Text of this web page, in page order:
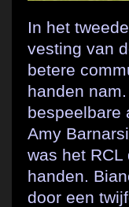
In het
vesting van
betere
handen
bespeelbare
Amy
was het
handen.
door een